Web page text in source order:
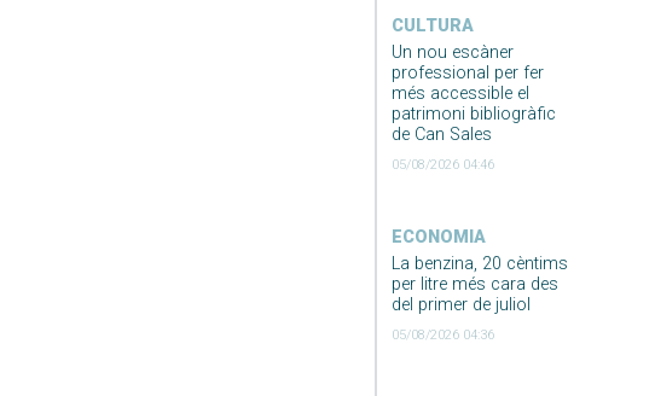
CULTURA
Un nou escàner
professional per fer
més accessible el
patrimoni bibliogràfic
de Can Sales
05/08/2026 04:46
ECONOMIA
La benzina, 20 cèntims
per litre més cara des
del primer de juliol
05/08/2026 04:36